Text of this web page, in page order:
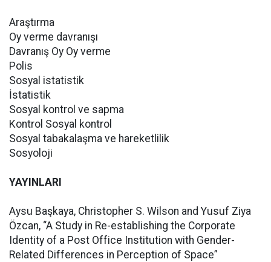
Araştırma
Oy verme davranışı
Davranış Oy Oy verme
Polis
Sosyal istatistik
İstatistik
Sosyal kontrol ve sapma
Kontrol Sosyal kontrol
Sosyal tabakalaşma ve hareketlilik
Sosyoloji
YAYINLARI
Aysu Başkaya, Christopher S. Wilson and Yusuf Ziya
Özcan, “A Study in Re-establishing the Corporate
Identity of a Post Office Institution with Gender-
Related Differences in Perception of Space”